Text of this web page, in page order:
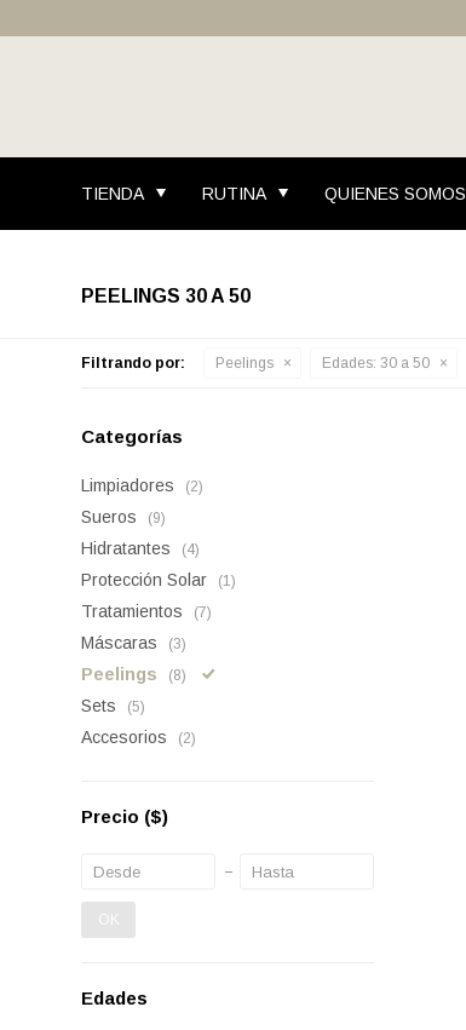
TIENDA RUTINA QUIENES SOMOS
PEELINGS 30 A 50
Filtrando por: Peelings Edades: 30 a 50
Categorías
Limpiadores (2)
Sueros (9)
Hidratantes (4)
Protección Solar (1)
Tratamientos (7)
Máscaras (3)
Peelings (8)
Sets (5)
Accesorios (2)
Precio ($)
OK
Edades